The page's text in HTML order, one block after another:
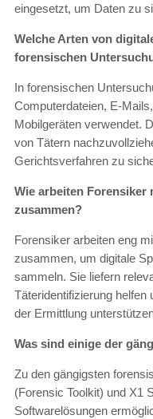
eingesetzt, um Daten zu
Welche Arten von
forensischen
In forensischen
Computerdateien, E-
Mobilgeräten verwendet.
von Tätern
Gerichtsverfahren zu
Wie arbeiten
zusammen?
Forensiker arbeiten eng
zusammen, um digitale
sammeln. Sie liefern
Täteridentifizierung
der Ermittlung
Was sind einige der
Zu den gängigsten
(Forensic Toolkit) und X1
Softwarelösungen